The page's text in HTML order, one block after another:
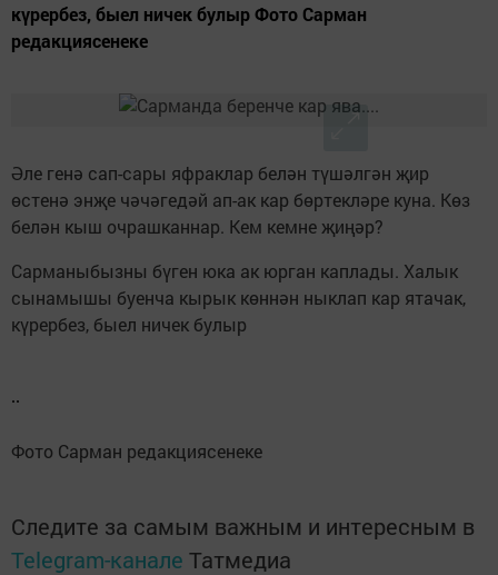
күрербез, быел ничек булыр Фото Сарман
редакциясенеке
Әле генә сап-сары яфраклар белән түшәлгән җир
өстенә энҗе чәчәгедәй ап-ак кар бөртекләре куна. Көз
белән кыш очрашканнар. Кем кемне җиңәр?
Сарманыбызны бүген юка ак юрган каплады. Халык
сынамышы буенча кырык көннән ныклап кар ятачак,
күрербез, быел ничек булыр
Фото Сарман редакциясенеке
Следите за самым важным и интересным в
Telegram-канале Татмедиа